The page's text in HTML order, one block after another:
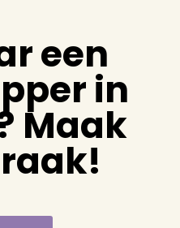
een
in
Maak